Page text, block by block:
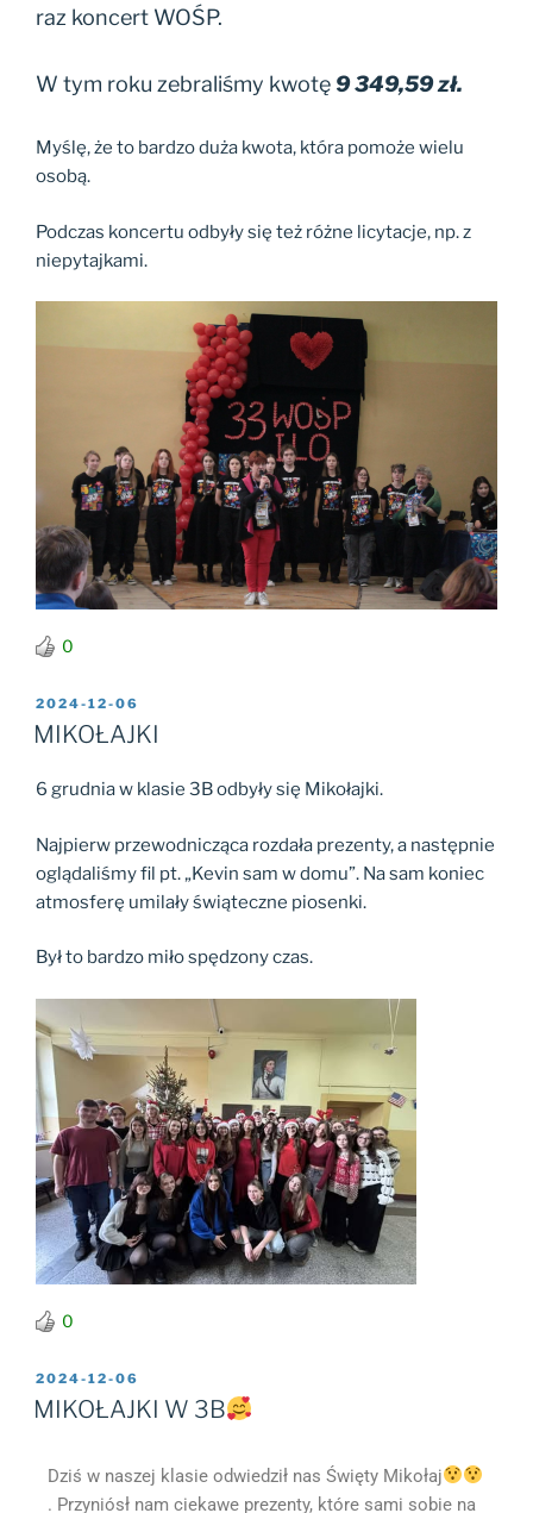
raz koncert WOŚP.
W tym roku zebraliśmy kwotę 9 349,59 zł.
Myślę, że to bardzo duża kwota, która pomoże wielu
osobą.
Podczas koncertu odbyły się też różne licytacje, np. z
niepytajkami.
0
2024-12-06
MIKOŁAJKI
6 grudnia w klasie 3B odbyły się Mikołajki.
Najpierw przewodnicząca rozdała prezenty, a następnie
oglądaliśmy fil pt. „Kevin sam w domu”. Na sam koniec
atmosferę umilały świąteczne piosenki.
Był to bardzo miło spędzony czas.
0
2024-12-06
MIKOŁAJKI W 3B
Dziś w naszej klasie odwiedził nas Święty Mikołaj
. Przyniósł nam ciekawe prezenty, które sami sobie na